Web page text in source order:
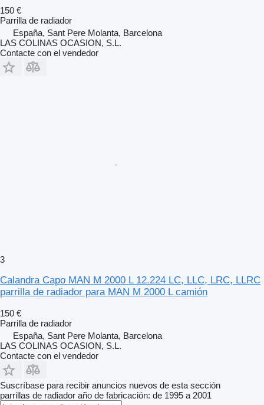
150 €
Parrilla de radiador
España, Sant Pere Molanta, Barcelona
LAS COLINAS OCASION, S.L.
Contacte con el vendedor
3
Calandra Capo MAN M 2000 L 12.224 LC, LLC, LRC, LLRC
parrilla de radiador para MAN M 2000 L camión
150 €
Parrilla de radiador
España, Sant Pere Molanta, Barcelona
LAS COLINAS OCASION, S.L.
Contacte con el vendedor
Suscríbase para recibir anuncios nuevos de esta sección
parrillas de radiador año de fabricación: de 1995 a 2001